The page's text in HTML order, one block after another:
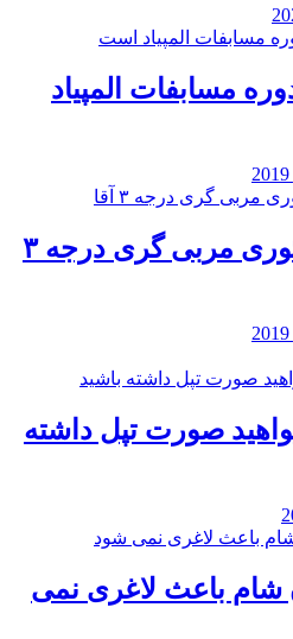
مسابفات المپیاد
کلاس تئوری مربی گری درجه ۳
صورت تپل داشته
شام باعث لاغری نمی